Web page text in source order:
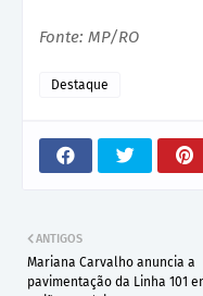
Fonte: MP/RO
Destaque
ANTIGOS
Mariana Carvalho anuncia a
pavimentação da Linha 101